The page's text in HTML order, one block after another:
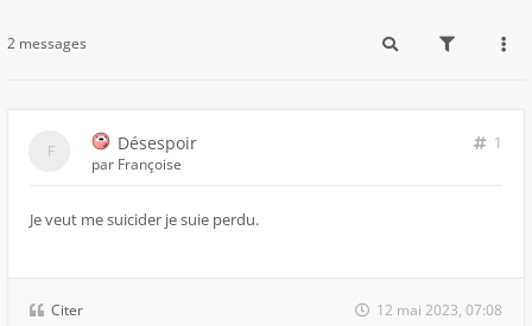
2 messages
Désespoir
1
par Françoise
Je veut me suicider je suie perdu.
Citer 12 mai 2023, 07:08